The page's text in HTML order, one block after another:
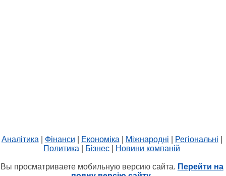
Аналітика Фінанси Економіка Міжнародні Регіональні
Политика
Бізнес Новини компаній
Вы просматриваете мобильную версию сайта. Перейти на